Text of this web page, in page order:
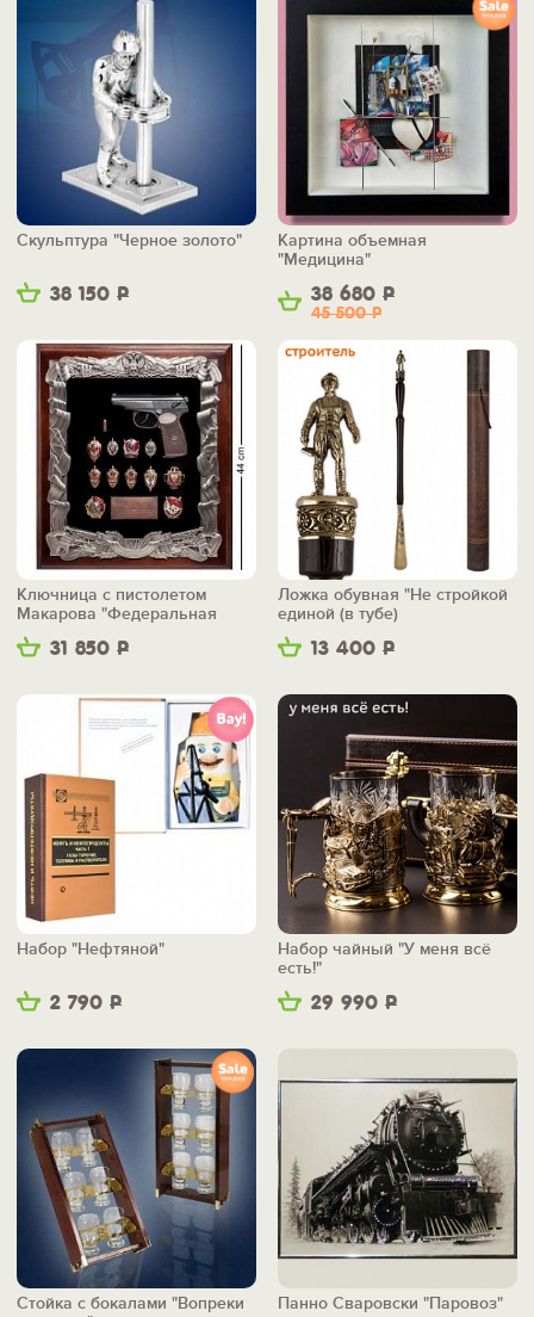
38 150 Р
Скульптура "Черное золото"
38 680 Р
45 500Р
Картина объемная
"Медицина"
31 850 Р
Ключница с пистолетом
Макарова "Федеральная
служба безопасности"
13 400 Р
Ложка обувная "Не стройкой
единой (в тубе)
2 790 Р
Набор "Нефтяной"
29 990 Р
Набор чайный "У меня всё
есть!"
Стойка с бокалами "Вопреки
Панно Сваровски "Паровоз"